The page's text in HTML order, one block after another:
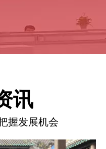
讯
握发展机会